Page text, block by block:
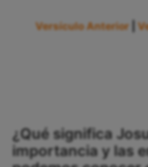
Versículo Anterior
¿Qué significa
importancia y las